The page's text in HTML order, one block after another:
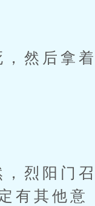
然后拿着
烈阳门召
有其他意